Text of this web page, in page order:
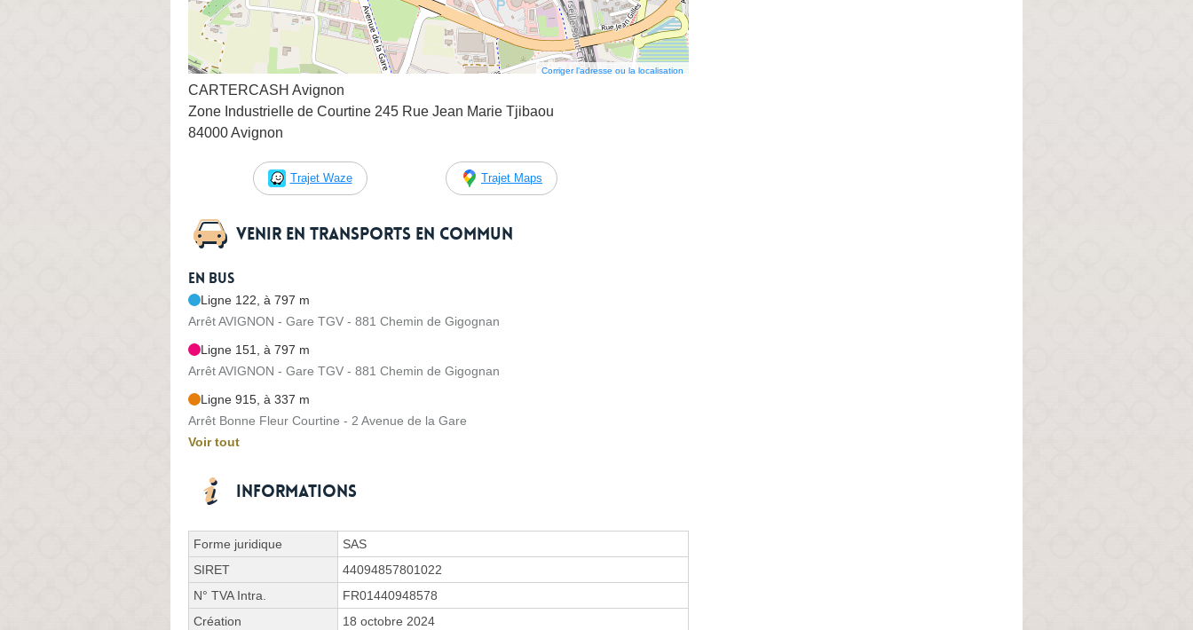
Corriger l’adresse ou la localisation
CARTERCASH Avignon
Zone Industrielle de Courtine 245 Rue Jean Marie Tjibaou
84000 Avignon
Trajet Waze Trajet Maps
Venir en transports en commun
En bus
Ligne 122, à 797 m
Arrêt AVIGNON - Gare TGV - 881 Chemin de Gigognan
Ligne 151, à 797 m
Arrêt AVIGNON - Gare TGV - 881 Chemin de Gigognan
Ligne 915, à 337 m
Arrêt Bonne Fleur Courtine - 2 Avenue de la Gare
Voir tout
Informations
Forme juridique
SAS
SIRET
44094857801022
N° TVA Intra.
FR01440948578
Création
18 octobre 2024